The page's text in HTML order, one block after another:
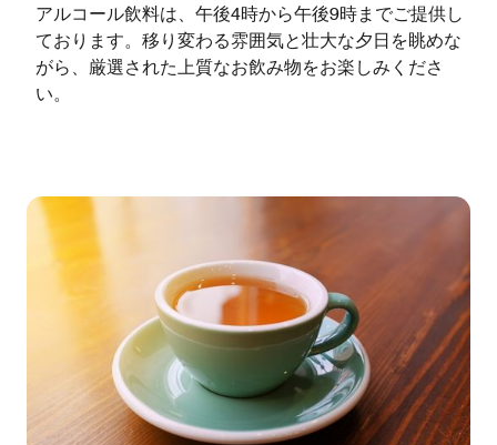
アルコール飲料は、午後4時から午後9時までご提供し
ております。移り変わる雰囲気と壮大な夕日を眺めな
がら、厳選された上質なお飲み物をお楽しみくださ
い。